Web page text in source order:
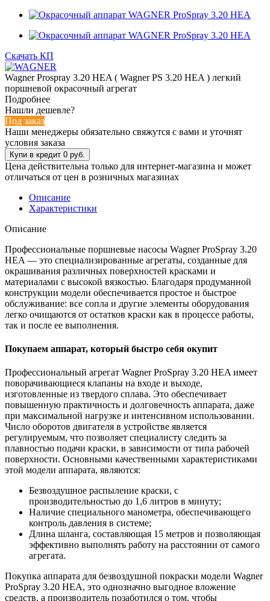
Скачать КП
Wagner Prospray 3.20 HEA ( Wagner PS 3.20 HEA ) легкий
поршневой окрасочный агрегат
Подробнее
Нашли дешевле?
Под заказ
Наши менеджеры обязательно свяжутся с вами и уточнят
условия заказа
Цена действительна только для интернет-магазина и может
отличаться от цен в розничных магазинах
Описание
Характеристики
Описание
Профессиональные поршневые насосы Wagner ProSpray 3.20
HEA — это специализированные агрегаты, созданные для
окрашивания различных поверхностей красками и
материалами с высокой вязкостью. Благодаря продуманной
конструкции модели обеспечивается простое и быстрое
обслуживание: все сопла и другие элементы оборудования
легко очищаются от остатков краски как в процессе работы,
так и после ее выполнения.
Покупаем аппарат, который быстро себя окупит
Профессиональный агрегат Wagner ProSpray 3.20 HEA имеет
поворачивающиеся клапаны на входе и выходе,
изготовленные из твердого сплава. Это обеспечивает
повышенную практичность и долговечность аппарата, даже
при максимальной нагрузке и интенсивном использовании.
Число оборотов двигателя в устройстве является
регулируемым, что позволяет специалисту следить за
плавностью подачи краски, в зависимости от типа рабочей
поверхности. Основными качественными характеристиками
этой модели аппарата, являются:
Безвоздушное распыление краски, с
производительностью до 1,6 литров в минуту;
Наличие специального манометра, обеспечивающего
контроль давления в системе;
Длина шланга, составляющая 15 метров и позволяющая
эффективно выполнять работу на расстоянии от самого
агрегата.
Покупка аппарата для безвоздушной покраски модели Wagner
ProSpray 3.20 HEA, это однозначно выгодное вложение
средств, а производитель позаботился о том, чтобы